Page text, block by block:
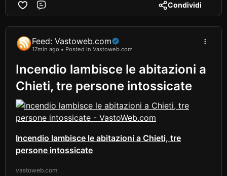
Condividi
Feed: Vastoweb.com
17min ago Posted in Vastoweb.com
Incendio lambisce le abitazioni a
Chieti, tre persone intossicate
Incendio lambisce le abitazioni a Chieti, tre
persone intossicate
vastoweb.com